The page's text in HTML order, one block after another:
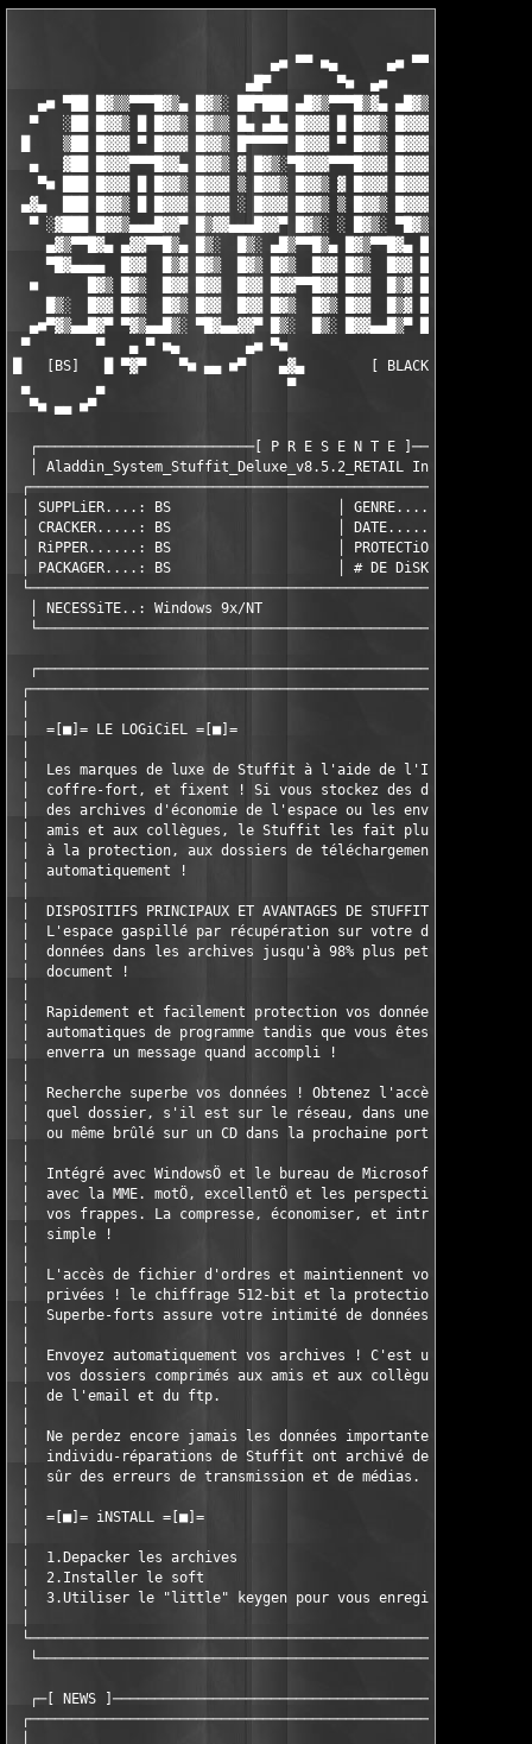
▄■ ▀▀ ■▄      ▄■ ▀▀▓▀
▄█▀        ▀■  ▄■
▄■ ▀██ █▓▒▒▀▀▀█▓▒▄ █▓▒░ ██▀███ ▄█▓▒▀▀▀█▒▓▄ ▄█▓▒▀▀▀█▓▒▄
▀   ░██ █▓▓▒ █ █▓▓▒ █▓▒▒ █▄ ▄█▄ █▓▓▓ █ █▓▓▒ █▓▓▓ ░ █▓▒░
█    ▒██ █▓▓▓ ▀ █▓▓▓ █▓▓▒ █▀▀▀▀▀ █▓▓▓ ▀ █▓▓▒ █▓▓▓ ▒      █▓▓▓
▄   ▓██ █▓▓▓▀▀▀█▓▓▄ █▓▓▒ ▓ █▓▒░▀█▓▓▓▀▀▀█▓▓▓ █▓▓▓ ▓
▀■ ███ █▓▓▓ █ █▓▓▒ █▓▓▓ ▒ █▓▓▒ █▓▓▒ ▓ █▓▓▓ █▓▓▓ █ █▓▓▒
▄▓▄  ███ █▓▓▒ █ █▓▓▓ █▓▓▓ ░ █▓▓▓ █▓▓▒ ▒ █▓▓▒ █▓▓▓ █ █▓▓▓
▀ ░▓███ █▓▓▒▄▄▄█▓▓▀ █▒▓▓▄▄▄█▓▓▀ █▓▒░ ░ █▓▒░ ▀█▓▒▄▄▄█▓▓▀
▄▓▒▀▀█▓▄ ▄▓▓▀▀█▒▄ █▒░  █▒░ ▄█▒▀▀█▒▄ █▓▒▀▀█▓▄ █▓▒▀▀█▓▄
▀█▓▄▄▄▄  █▓▓  █▒▓ █▓▒  █▓▒ █▓▒  █▓▓ █▓▒  █▓▓ █▓▒▄▄█▓▄ █▓▒
■      █▓▒ █▓▒  █▓▓ █▓▓  █▓▓ █▓▓▀▀█▓▓ █▓▓  █▒▓ █▓▓  █▓▓ █▓▓
█▒░  █▓▓ █▓▒  █▓▒ █▓▓  █▓▓ █▓▒  █▓▒ █▓▓  █▒▓ █▓▒  █▓▒ █▓▓
▄■▀▓▒▄▄█▓▀ ▀▓▒▄▄█▒░ ▀█▓▄▄▓▓▀ █▒░  █▒░ █▓▓▄▄█▒▀ █▒░  █▒░
▀        ▀   ▄ ▀ ■▄        ▄■ ▀■
█   [BS]   █ ▀▓▀    ▀■ ▄▄ ■▀    ▄▓▄        [ BLACK SQUADRON ]
▄        ▄                      ▀
  ▀■ ▄▄ ■▀
┌──────────────────────────[ P R E S E N T E
│ Aladdin_System_Stuffit_Deluxe_v8.5.2_RETAIL Incl. Keygen
│ SUPPLiER....: BS                    │ GENRE.......:
│ CRACKER.....: BS                    │ DATE........: 12-
│ RiPPER......: BS                    │ PROTECTiON..: Serial
│ PACKAGER....: BS                    │ # DE DiSKS..:
│ NECESSiTE..: Windows 9x/NT
┌───────────────────────────────────────────────[ RELEASE
│  =[■]= LE LOGiCiEL =[■]=
│  Les marques de luxe de Stuffit à l'aide de l'Internet
│  coffre-fort, et fixent ! Si vous stockez des données
│  des archives d'économie de l'espace ou les envoyez sans
│  amis et aux collègues, le Stuffit les fait plus facilement
│  à la protection, aux dossiers de téléchargement, et à
│  automatiquement !
│  DISPOSITIFS PRINCIPAUX ET AVANTAGES DE STUFFIT
│  L'espace gaspillé par récupération sur votre disque dur !
│  données dans les archives jusqu'à 98% plus petit que
│  document !
│  Rapidement et facilement protection vos données !
│  automatiques de programme tandis que vous êtes parti.
│  enverra un message quand accompli !
│  Recherche superbe vos données ! Obtenez l'accès
│  quel dossier, s'il est sur le réseau, dans une commande
│  ou même brûlé sur un CD dans la prochaine porte de
│  Intégré avec WindowsÖ et le bureau de Microsoft !
│  avec la MME. motÖ, excellentÖ et les perspectives«
│  vos frappes. La compresse, économiser, et introduisent
│  simple !
│  L'accès de fichier d'ordres et maintiennent vos données
│  privées ! le chiffrage 512-bit et la protection par mot
│  Superbe-forts assure votre intimité de données.
│  Envoyez automatiquement vos archives ! C'est une rupture
│  vos dossiers comprimés aux amis et aux collègues par
│  de l'email et du ftp.
│  Ne perdez encore jamais les données importantes !
│  individu-réparations de Stuffit ont archivé des données,
│  sûr des erreurs de transmission et de médias.
│  =[■]= iNSTALL =[■]=
│  1.Depacker les archives
│  2.Installer le soft
│  3.Utiliser le "little" keygen pour vous enregistrer
┌─[ NEWS